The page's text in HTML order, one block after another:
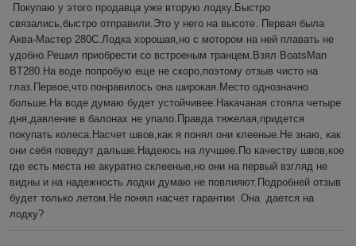
Покупаю у этого продавца уже вторую лодку.Быстро
связались,быстро отправили.Это у него на высоте. Первая была
Аква-Мастер 280С.Лодка хорошая,но с мотором на ней плавать не
удобно.Решил приобрести со встроеным транцем.Взял BoatsMan
BT280.На воде попробую еще не скоро,поэтому отзыв чисто на
глаз.Первое,что понравилось она широкая.Место однозначно
больше.На воде думаю будет устойчивее.Накачаная стояла четыре
дня,давление в балонах не упало.Правда тяжелая,придется
покупать колеса.Насчет швов,как я понял они клееные.Не знаю, как
они себя поведут дальше.Надеюсь на лучшее.По качеству швов,кое
где есть места не акуратно склееные,но они на первый взгляд не
видны и на надежность лодки думаю не повлияют.Подробней отзыв
будет только летом.Не понял насчет гарантии .Она  дается на
лодку?